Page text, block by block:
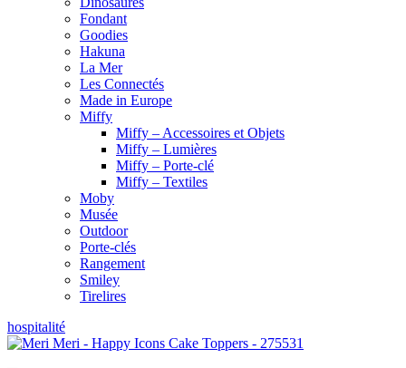
Fondant
Goodies
Hakuna
La Mer
Les Connectés
Made in Europe
Miffy
Miffy – Accessoires et Objets
Miffy – Lumières
Miffy – Porte-clé
Miffy – Textiles
Moby
Musée
Outdoor
Porte-clés
Rangement
Smiley
Tirelires
hospitalité